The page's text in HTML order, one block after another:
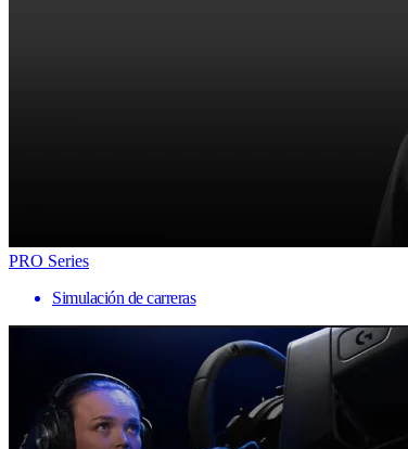
PRO Series
Simulación de carreras